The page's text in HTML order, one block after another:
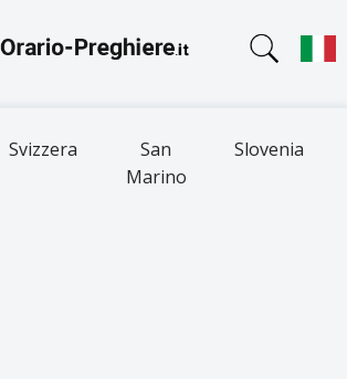
Svizzera
San
Marino
Slovenia